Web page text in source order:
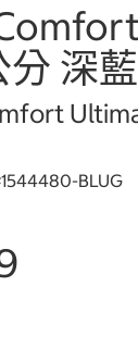
分 深
1544480-BLUG